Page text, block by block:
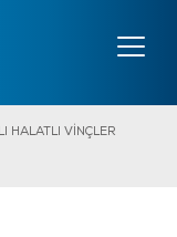
HALATLI VİNÇLER